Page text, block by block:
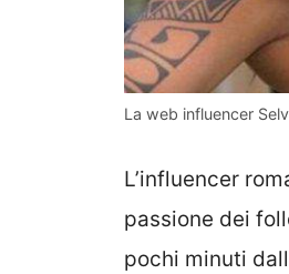
La web influencer
L’influencer
passione dei
pochi minuti